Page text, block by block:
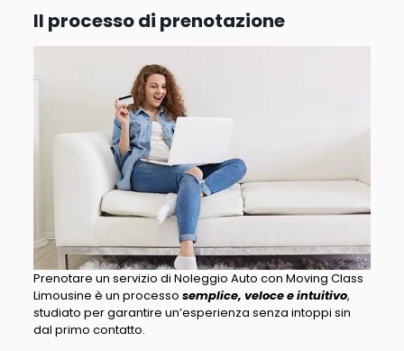
Il processo di prenotazione
Prenotare un servizio di Noleggio Auto con Moving Class
Limousine è un processo semplice, veloce e intuitivo,
studiato per garantire un’esperienza senza intoppi sin
dal primo contatto.